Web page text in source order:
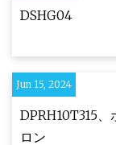
DSHG04
Jun 15, 2024
DPRH10T315、
ロン